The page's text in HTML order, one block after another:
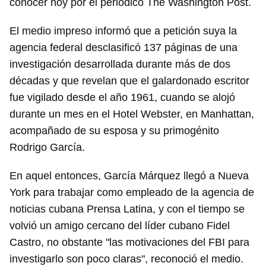
conocer hoy por el periódico The Washington Post.
El medio impreso informó que a petición suya la
agencia federal desclasificó 137 páginas de una
investigación desarrollada durante más de dos
décadas y que revelan que el galardonado escritor
fue vigilado desde el año 1961, cuando se alojó
durante un mes en el Hotel Webster, en Manhattan,
acompañado de su esposa y su primogénito
Rodrigo García.
En aquel entonces, García Márquez llegó a Nueva
York para trabajar como empleado de la agencia de
noticias cubana Prensa Latina, y con el tiempo se
volvió un amigo cercano del líder cubano Fidel
Castro, no obstante "las motivaciones del FBI para
investigarlo son poco claras", reconoció el medio.